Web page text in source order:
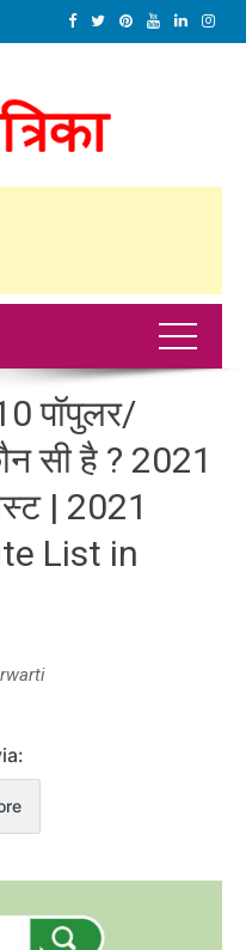
पॉपुलर/
सी है ? 2021
| 2021
List in